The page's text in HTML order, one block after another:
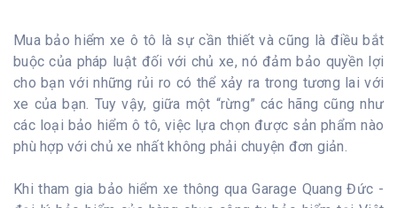
Mua bảo hiểm xe ô tô là sự cần thiết và cũng là điều bắt
buộc của pháp luật đối với chủ xe, nó đảm bảo quyền lợi
cho bạn với những rủi ro có thể xảy ra trong tương lai với
xe của bạn. Tuy vậy, giữa một “rừng” các hãng cũng như
các loại bảo hiểm ô tô, việc lựa chọn được sản phẩm nào
phù hợp với chủ xe nhất không phải chuyện đơn giản.
Khi tham gia bảo hiểm xe thông qua Garage Quang Đức -